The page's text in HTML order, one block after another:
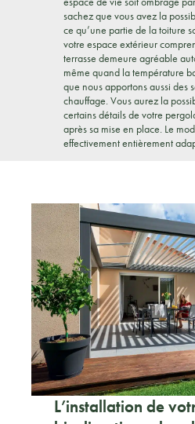
sachez que vous avez la
ce qu’une partie de la toiture
votre espace extérieur
terrasse demeure agréable
même quand la température
que nous apportons aussi des
chauffage. Vous aurez la
certains détails de votre
après sa mise en place. Le
effectivement entièrement
L’installation de